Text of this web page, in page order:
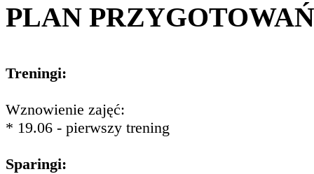
PLAN PRZYGOTOWAŃ
Treningi:
Wznowienie zajęć:
* 19.06 - pierwszy trening
Sparingi: